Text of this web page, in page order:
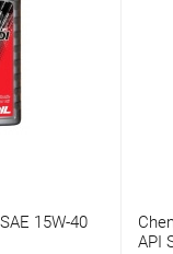
15W-40
API